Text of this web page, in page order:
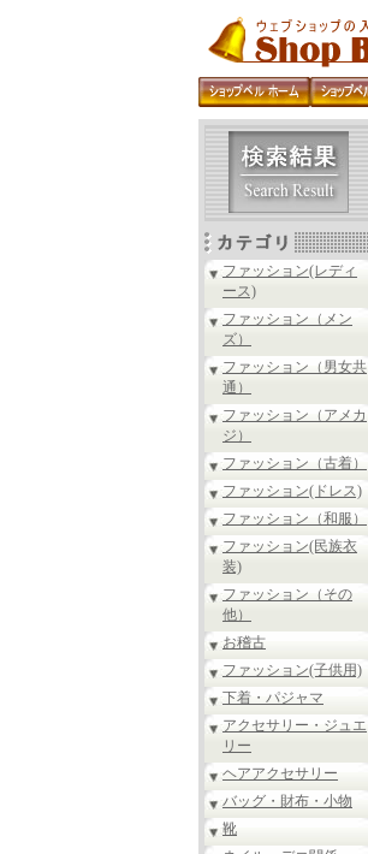
ファッション(レディ
ース)
ファッション（メン
ズ）
ファッション（男女共
通）
ファッション（アメカ
ジ）
ファッション（古着）
ファッション(ドレス)
ファッション（和服）
ファッション(民族衣
装)
ファッション（その
他）
お稽古
ファッション(子供用)
下着・パジャマ
アクセサリー・ジュエ
リー
ヘアアクセサリー
バッグ・財布・小物
靴